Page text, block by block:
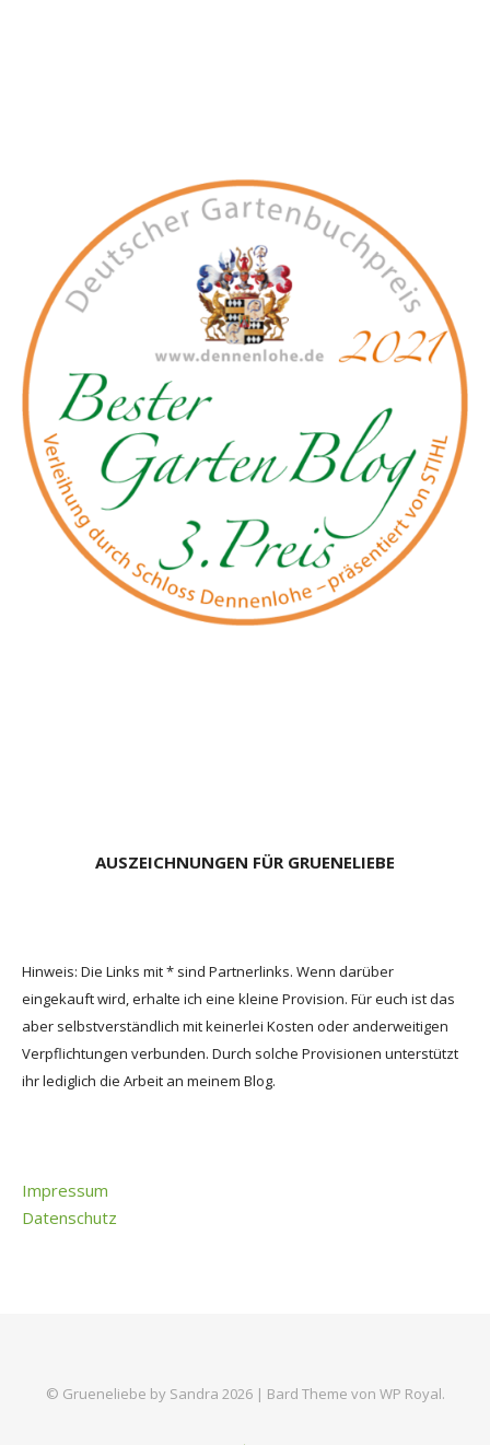
AUSZEICHNUNGEN FÜR GRUENELIEBE
Hinweis: Die Links mit * sind Partnerlinks. Wenn darüber
eingekauft wird, erhalte ich eine kleine Provision. Für euch ist das
aber selbstverständlich mit keinerlei Kosten oder anderweitigen
Verpflichtungen verbunden. Durch solche Provisionen unterstützt
ihr lediglich die Arbeit an meinem Blog.
Impressum
Datenschutz
© Grueneliebe by Sandra 2026 | Bard Theme von WP Royal.